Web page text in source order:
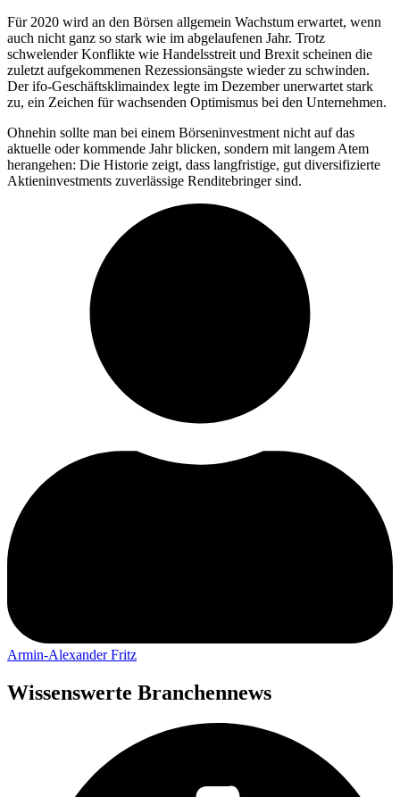
Für 2020 wird an den Börsen allgemein Wachstum erwartet, wenn
auch nicht ganz so stark wie im abgelaufenen Jahr. Trotz
schwelender Konflikte wie Handelsstreit und Brexit scheinen die
zuletzt aufgekommenen Rezessionsängste wieder zu schwinden.
Der ifo-Geschäftsklimaindex legte im Dezember unerwartet stark
zu, ein Zeichen für wachsenden Optimismus bei den Unternehmen.
Ohnehin sollte man bei einem Börseninvestment nicht auf das
aktuelle oder kommende Jahr blicken, sondern mit langem Atem
herangehen: Die Historie zeigt, dass langfristige, gut diversifizierte
Aktieninvestments zuverlässige Renditebringer sind.
Armin-Alexander Fritz
Wissenswerte Branchennews